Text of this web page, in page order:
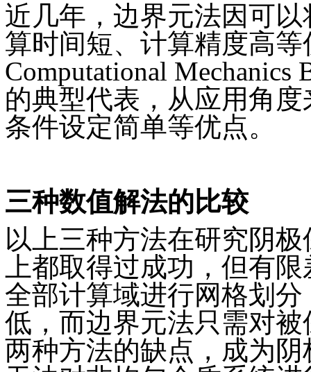
近几年，边界元法因可
算时间短、计算精度高
Computational
的典型代表，从应用角
条件设定简单等优点。
三种数值解法的比较
以上三种方法在研究阴
上都取得过成功，但有
全部计算域进行网格划
低，而边界元法只需对
两种方法的缺点，成为